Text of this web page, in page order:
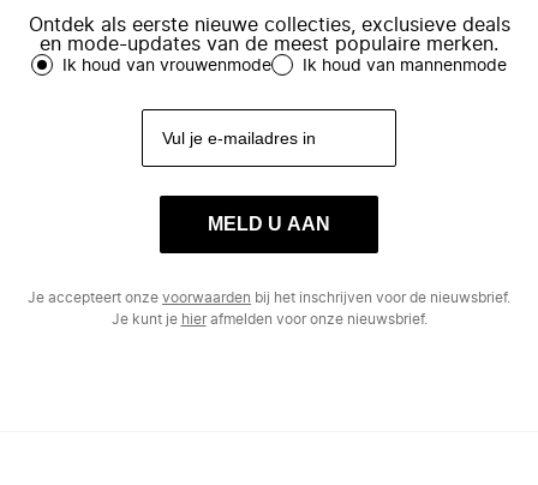
Ontdek als eerste nieuwe collecties, exclusieve deals
en mode-updates van de meest populaire merken.
Ik houd van vrouwenmode Ik houd van mannenmode
MELD U AAN
Je accepteert onze voorwaarden bij het inschrijven voor de nieuwsbrief.
Je kunt je hierafmelden voor onze nieuwsbrief.